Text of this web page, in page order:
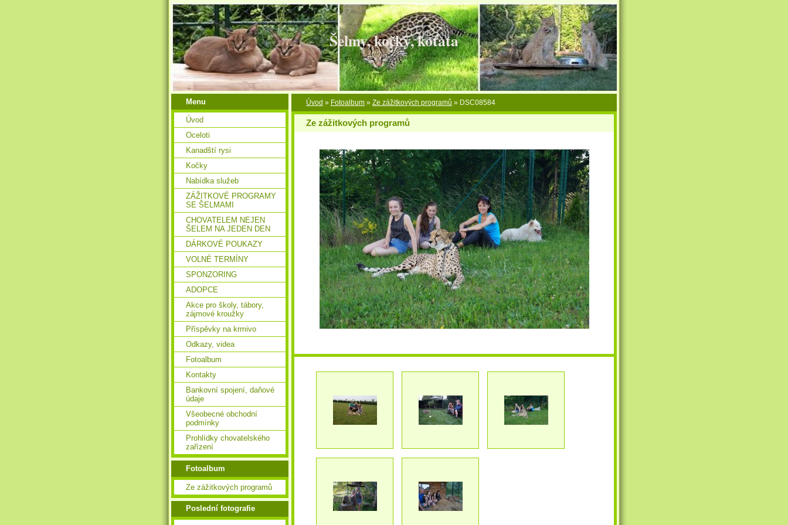
Šelmy, kočky, koťata
Úvod » Fotoalbum » Ze zážitkových programů » DSC08584
Ze zážitkových programů
Menu
Úvod
Oceloti
Kanadští rysi
Kočky
Nabídka služeb
ZÁŽITKOVÉ PROGRAMY
SE ŠELMAMI
CHOVATELEM NEJEN
ŠELEM NA JEDEN DEN
DÁRKOVÉ POUKAZY
VOLNÉ TERMÍNY
SPONZORING
ADOPCE
Akce pro školy, tábory,
zájmové kroužky
Příspěvky na krmivo
Odkazy, videa
Fotoalbum
Kontakty
Bankovní spojení, daňové
údaje
Všeobecné obchodní
podmínky
Prohlídky chovatelského
zařízení
Fotoalbum
Ze zážitkových programů
Poslední fotografie